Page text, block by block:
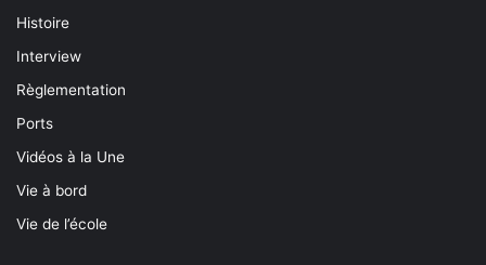
Histoire
Interview
Règlementation
Ports
Vidéos à la Une
Vie à bord
Vie de l’école